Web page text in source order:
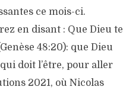
ce mois-ci.
en disant : Que Dieu te
48:20): que Dieu
doit l’être, pour aller
2021, où Nicolas